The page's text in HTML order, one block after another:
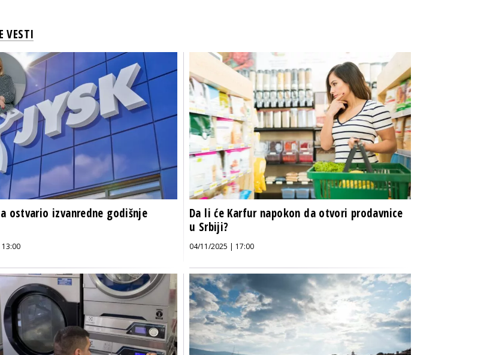
VESTI
ostvario izvanredne godišnje
Da li će Karfur napokon da otvori prodavnice
u Srbiji?
04/11/2025 | 17:00